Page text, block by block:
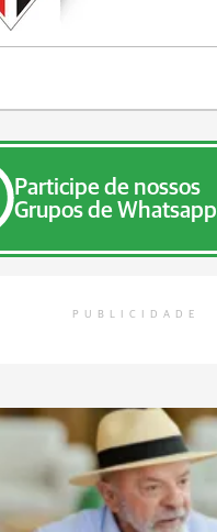
Participe de nossos
Grupos de Whatsapp
PUBLICIDADE